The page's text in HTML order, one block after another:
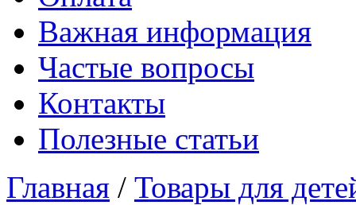
Важная информация
Частые вопросы
Контакты
Полезные статьи
Главная / Товары для